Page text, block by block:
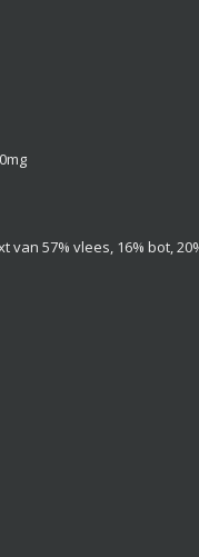
van 57% vlees, 16% bot,